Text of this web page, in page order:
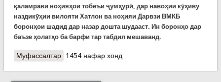
қаламрави ноҳияҳои тобеъи ҷумҳурӣ, дар навоҳии кӯҳиву
наздикӯҳии вилояти Хатлон ва ноҳияи Дарвзи ВМКБ
боронҳои шадид дар назар дошта шудааст. Ин боронҳо дар
баъзе ҳолатҳо ба барфи тар табдил мешаванд.
Муфассалтаро Ҳушдори Кумитаи ҳолатҳои фавқулодда:
1454 нафар хонд